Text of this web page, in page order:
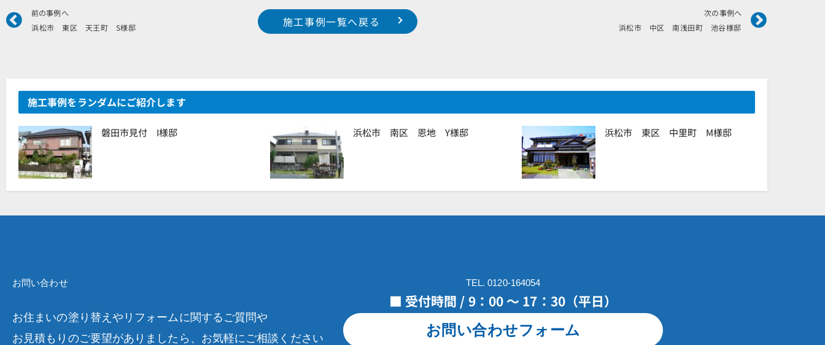
Prev
前の事例へ
浜松市 東区 天王町 S様邸
次の事例へ
浜松市 中区 南浅田町 池谷様邸
Next
施工事例一覧へ戻る
施工事例をランダムにご紹介します
磐田市見付 I様邸 浜松市 南区 恩地 Y様邸 浜松市 東区 中里町 M様邸
お問い合わせ
お住まいの塗り替えやリフォームに関するご質問や
お見積もりのご要望がありましたら、お気軽にご相談ください
TEL. 0120-164054
■ 受付時間 / 9：00 ～ 17：30（平日）
お問い合わせフォーム